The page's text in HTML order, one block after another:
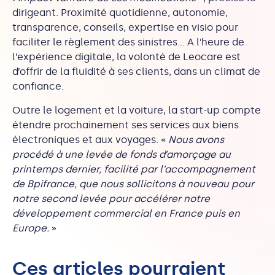
dirigeant. Proximité quotidienne, autonomie,
transparence, conseils, expertise en visio pour
faciliter le règlement des sinistres… A l’heure de
l’expérience digitale, la volonté de Leocare est
d’offrir de la fluidité à ses clients, dans un climat de
confiance.
Outre le logement et la voiture, la start-up compte
étendre prochainement ses services aux biens
électroniques et aux voyages. « Nous avons
procédé à une levée de fonds d’amorçage au
printemps dernier, facilité par l’accompagnement
de Bpifrance, que nous sollicitons à nouveau pour
notre second levée pour accélérer notre
développement commercial en France puis en
Europe. »
Ces articles pourraient